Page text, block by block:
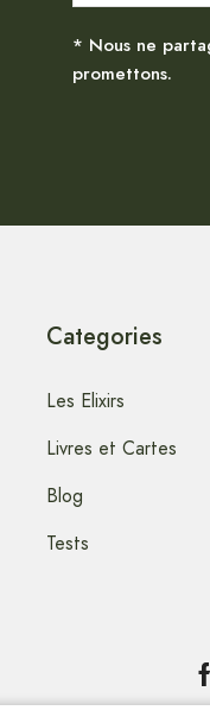
* Nous ne
promettons.
Categories
Les Elixirs
Livres et Cartes
Blog
Tests